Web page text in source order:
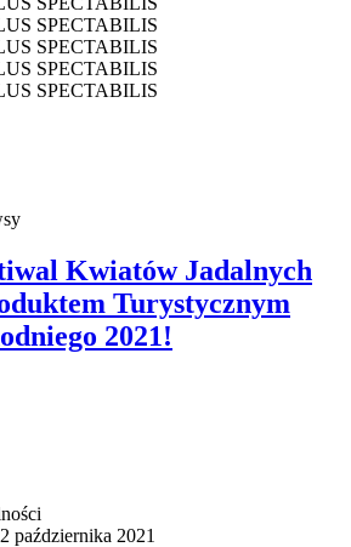
Kwiatów Jadalnych
Turystycznym
2021!
października 2021